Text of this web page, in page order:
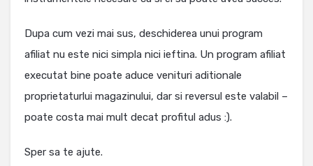
Dupa cum vezi mai sus, deschiderea unui program
afiliat nu este nici simpla nici ieftina. Un program afiliat
executat bine poate aduce venituri aditionale
proprietaturlui magazinului, dar si reversul este valabil –
poate costa mai mult decat profitul adus :).
Sper sa te ajute.